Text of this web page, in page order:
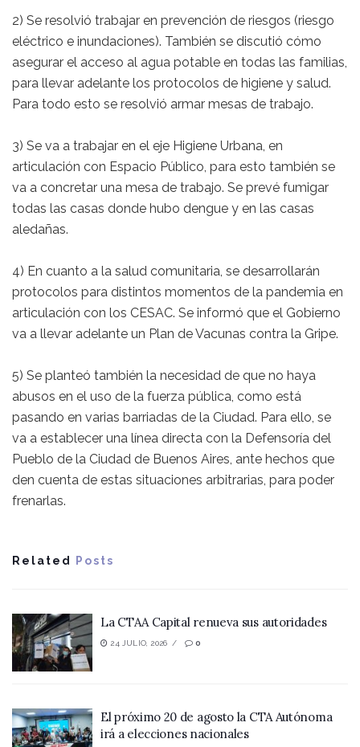
2) Se resolvió trabajar en prevención de riesgos (riesgo
eléctrico e inundaciones). También se discutió cómo
asegurar el acceso al agua potable en todas las familias,
para llevar adelante los protocolos de higiene y salud.
Para todo esto se resolvió armar mesas de trabajo.
3) Se va a trabajar en el eje Higiene Urbana, en
articulación con Espacio Público, para esto también se
va a concretar una mesa de trabajo. Se prevé fumigar
todas las casas donde hubo dengue y en las casas
aledañas.
4) En cuanto a la salud comunitaria, se desarrollarán
protocolos para distintos momentos de la pandemia en
articulación con los CESAC. Se informó que el Gobierno
va a llevar adelante un Plan de Vacunas contra la Gripe.
5) Se planteó también la necesidad de que no haya
abusos en el uso de la fuerza pública, como está
pasando en varias barriadas de la Ciudad. Para ello, se
va a establecer una línea directa con la Defensoría del
Pueblo de la Ciudad de Buenos Aires, ante hechos que
den cuenta de estas situaciones arbitrarias, para poder
frenarlas.
Related Posts
La CTAA Capital renueva sus autoridades
24 JULIO, 2026 0
El próximo 20 de agosto la CTA Autónoma
irá a elecciones nacionales